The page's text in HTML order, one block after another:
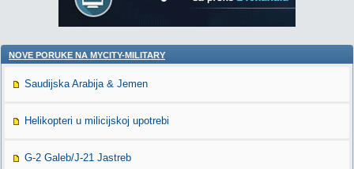
NOVE PORUKE NA MYCITY-MILITARY
Saudijska Arabija & Jemen
Helikopteri u milicijskoj upotrebi
G-2 Galeb/J-21 Jastreb